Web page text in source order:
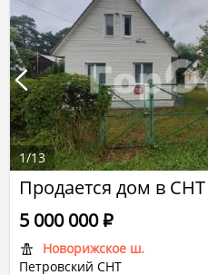
Продается дом в
Новорижское ш.
Петровский СНТ
5 000 000Р
1/13